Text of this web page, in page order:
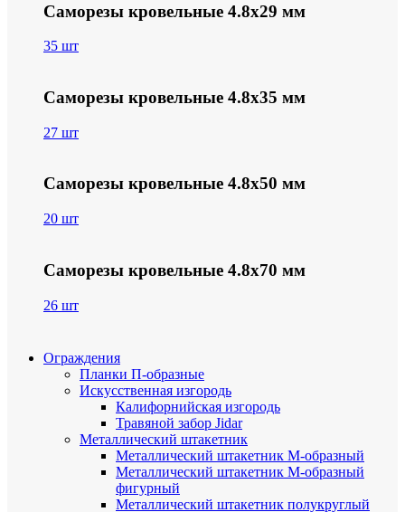
Саморезы кровельные 4.8х29 мм
35 шт
Саморезы кровельные 4.8х35 мм
27 шт
Саморезы кровельные 4.8х50 мм
20 шт
Саморезы кровельные 4.8х70 мм
26 шт
Ограждения
Планки П-образные
Искусственная изгородь
Калифорнийская изгородь
Травяной забор Jidar
Металлический штакетник
Металлический штакетник М-образный
Металлический штакетник М-образный
фигурный
Металлический штакетник полукруглый